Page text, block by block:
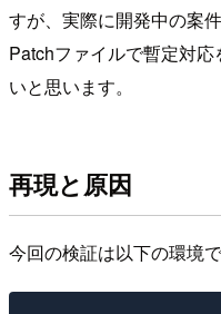
すが、実際に開発中の案
Patchファイルで暫定対
いと思います。
再現と原因
今回の検証は以下の環境で